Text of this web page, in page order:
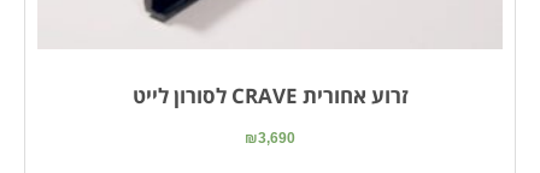
זרוע אחורית CRAVE לסורון לייט
₪3,690